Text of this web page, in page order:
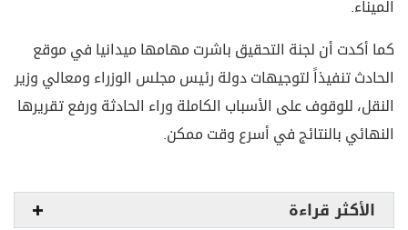
الميناء.
كما أكدت أن لجنة التحقيق باشرت مهامها ميدانيا في موقع
الحادث تنفيذاً لتوجيهات دولة رئيس مجلس الوزراء ومعالي وزير
النقل، للوقوف على الأسباب الكاملة وراء الحادثة ورفع تقريرها
النهائي بالنتائج في أسرع وقت ممكن.
الأكثر قراءة